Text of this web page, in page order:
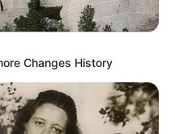
Changes History